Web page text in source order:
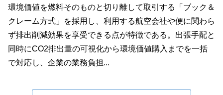
環境価値を燃料そのものと切り離して取引する「ブック＆
クレーム方式」を採用し、利用する航空会社や便に関わら
ず排出削減効果を享受できる点が特徴である。出張手配と
同時にCO2排出量の可視化から環境価値購入までを一括
で対応し、企業の業務負担...